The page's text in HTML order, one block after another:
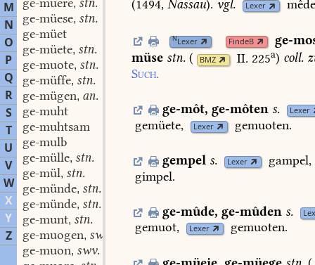
M
N
O
P
Q
R
S
T
U
V
W
X
Y
Z
,
ge-müese, stn.
ge-müet
ge-müete, stn.
ge-muote, stn.
ge-müffe, stn.
ge-mügen, an. v.
ge-muht
ge-muhtsam
ge-mulb
ge-mülle, stn.
ge-mül, stn.
ge-münde, stn.
ge-münde, stn.
ge-munt, stn.
ge-muogen, swv.
ge-muon, swv.
(1494, Nassau). vgl. Lexer
NLexer FindeB
ge-
müse stn. ( BMZ II. 225a) coll.
Such.
ge-môt, ge-môten s. Lexer
gemüete, Lexer gemuoten.
gempel s. Lexer
gampel,
gimpel.
ge-mûde, ge-mûden s.
gemuot, Lexer gemuoten.